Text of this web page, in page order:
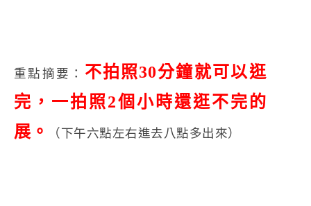
重點摘要： 不拍照30分鐘就可以逛
完，一拍照2個小時還逛不完的
展。
（下午六點左右進去八點多出來）